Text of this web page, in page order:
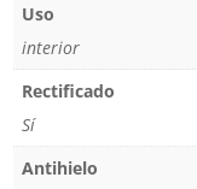
Uso
interior
Rectificado
Sí
Antihielo